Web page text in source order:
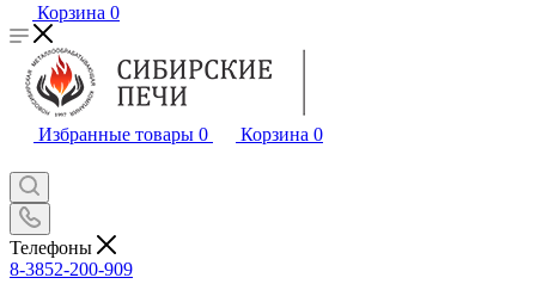
Корзина 0
Избранные товары 0 Корзина 0
Телефоны
8-3852-200-909